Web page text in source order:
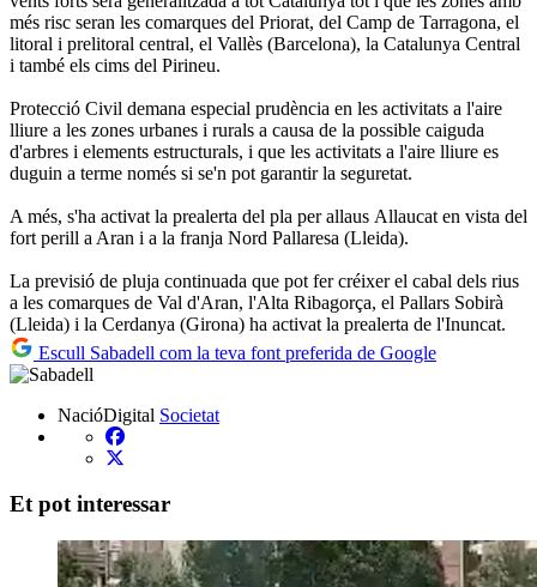
més risc seran les comarques del Priorat, del Camp de Tarragona, el
litoral i prelitoral central, el Vallès (Barcelona), la Catalunya Central
i també els cims del Pirineu.
Protecció Civil demana especial prudència en les activitats a l'aire
lliure a les zones urbanes i rurals a causa de la possible caiguda
d'arbres i elements estructurals, i que les activitats a l'aire lliure es
duguin a terme només si se'n pot garantir la seguretat.
A més, s'ha activat la prealerta del pla per allaus Allaucat en vista del
fort perill a Aran i a la franja Nord Pallaresa (Lleida).
La previsió de pluja continuada que pot fer créixer el cabal dels rius
a les comarques de Val d'Aran, l'Alta Ribagorça, el Pallars Sobirà
(Lleida) i la Cerdanya (Girona) ha activat la prealerta de l'Inuncat.
Escull Sabadell com la teva font preferida de Google
NacióDigital Societat
Et pot interessar